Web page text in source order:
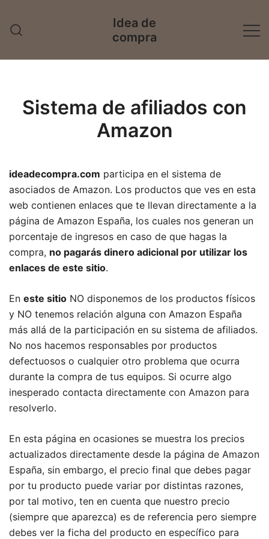
contenido
Idea de
compra
Sistema de afiliados con
Amazon
ideadecompra.com participa en el sistema de
asociados de Amazon. Los productos que ves en esta
web contienen enlaces que te llevan directamente a la
página de Amazon España, los cuales nos generan un
porcentaje de ingresos en caso de que hagas la
compra, no pagarás dinero adicional por utilizar los
enlaces de este sitio.
En este sitio NO disponemos de los productos físicos
y NO tenemos relación alguna con Amazon España
más allá de la participación en su sistema de afiliados.
No nos hacemos responsables por productos
defectuosos o cualquier otro problema que ocurra
durante la compra de tus equipos. Si ocurre algo
inesperado contacta directamente con Amazon para
resolverlo.
En esta página en ocasiones se muestra los precios
actualizados directamente desde la página de Amazon
España, sin embargo, el precio final que debes pagar
por tu producto puede variar por distintas razones,
por tal motivo, ten en cuenta que nuestro precio
(siempre que aparezca) es de referencia pero siempre
debes ver la ficha del producto en específico para